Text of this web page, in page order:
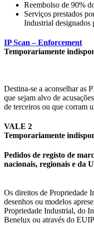
Reembolso de 90%
Serviços prestados
Industrial designados
IP Scan – Enforcement
Temporariamente
Destina-se a aconselhar as
que sejam alvo de
de terceiros ou que corram
VALE 2
Temporariamente
Pedidos de registo de
nacionais, regionais e da
Os direitos de Propriedade
desenhos ou modelos
Propriedade Industrial, do
Benelux ou através do